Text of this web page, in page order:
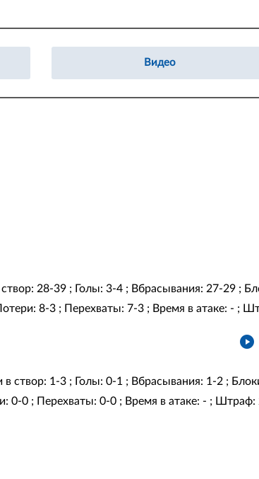
Видео
28-39 ; Голы: 3-4 ; Вбрасывания: 27-29 ;
8-3 ; Перехваты: 7-3 ; Время в атаке: - ;
створ: 1-3 ; Голы: 0-1 ; Вбрасывания: 1-2 ;
0 ; Перехваты: 0-0 ; Время в атаке: - ; Штраф: